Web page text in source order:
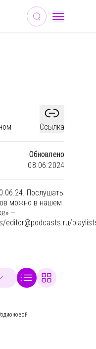
Ссылка
Обновлено
08.06.2024
Послушать
можно в нашем
—
editor@podcasts.ru/